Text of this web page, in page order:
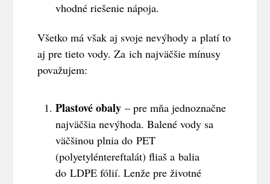
vhodné riešenie nápoja.
Všetko má však aj svoje nevýhody a platí to
aj pre tieto vody. Za ich najväčšie mínusy
považujem:
Plastové obaly– pre mňa jednoznačne
najväčšia nevýhoda. Balené vody sa
väčšinou plnia do PET
(polyetyléntereftalát) fliaš a balia
do LDPE fólií. Lenže pre životné